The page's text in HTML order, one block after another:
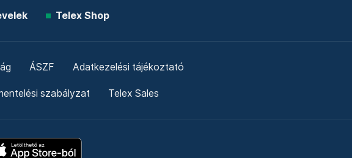
Telex Shop
ÁSZF Adatkezelési tájékoztató
szabályzat Telex Sales